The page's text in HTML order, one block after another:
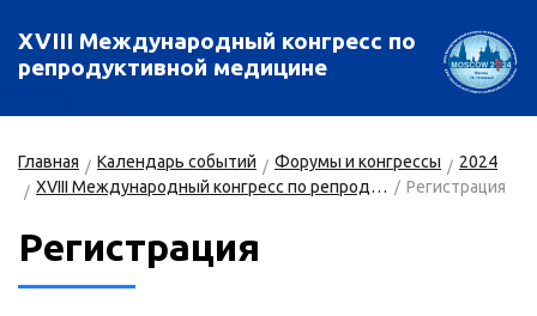
XVIII Международный конгресс по
репродуктивной медицине
Главная Календарь событий Форумы и конгрессы
2024
XVIII Международный конгресс по репродуктивной медицине
Регистрация
Регистрация